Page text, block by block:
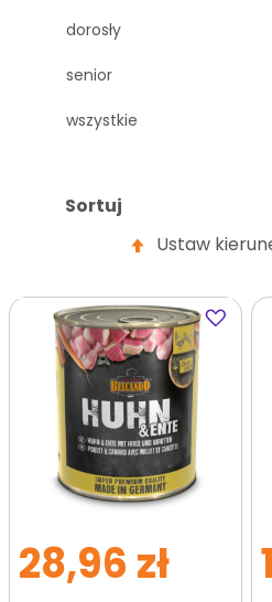
Sortuj
Ustaw
Dodaj
do
28,96 zł
dorosły
senior
wszystkie